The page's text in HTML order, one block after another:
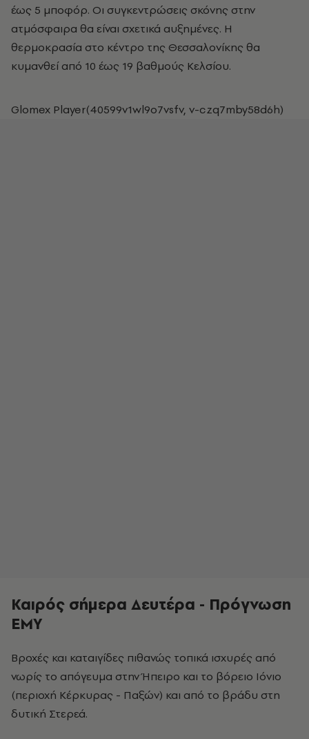
έως 5 μποφόρ. Οι συγκεντρώσεις σκόνης στην
ατμόσφαιρα θα είναι σχετικά αυξημένες. Η
θερμοκρασία στο κέντρο της Θεσσαλονίκης θα
κυμανθεί από 10 έως 19 βαθμούς Κελσίου.
Glomex Player(40599v1wl9o7vsfv, v-czq7mby58d6h)
Καιρός σήμερα Δευτέρα - Πρόγνωση
ΕΜΥ
Βροχές και καταιγίδες πιθανώς τοπικά ισχυρές από
νωρίς το απόγευμα στην Ήπειρο και το βόρειο Ιόνιο
(περιοχή Κέρκυρας - Παξών) και από το βράδυ στη
δυτική Στερεά.